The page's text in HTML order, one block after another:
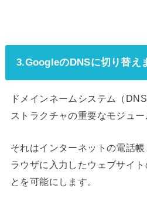
3.GoogleのDNSに切り替え
ドメインネームシステム（
ストラクチャの重要なモジュー
それはインターネットの電話
ラウザに入力したウェブサイ
とを可能にします。